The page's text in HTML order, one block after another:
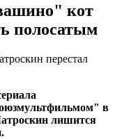
кот
полосатым
перестал
в
лишится